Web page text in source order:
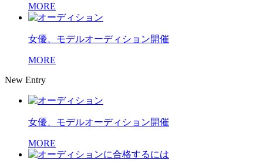
MORE
女優、モデルオーディション開催
MORE
New Entry
女優、モデルオーディション開催
MORE